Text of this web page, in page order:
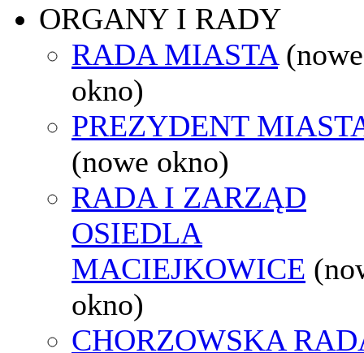
ORGANY I RADY
RADA MIASTA (nowe
okno)
PREZYDENT
(nowe okno)
RADA I ZARZĄD
OSIEDLA
MACIEJKOWICE
okno)
CHORZOWSKA